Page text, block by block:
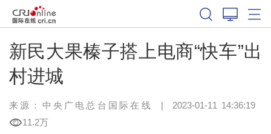
新民大果榛子搭上电商“快车”出
村进城
来源：中央广电总台国际在线 | 2023-01-11 14:36:19
11.2万